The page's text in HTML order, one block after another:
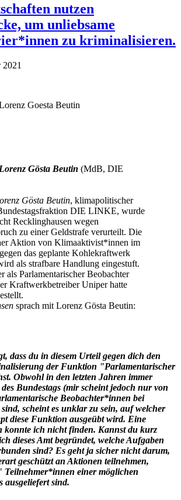
nutzen
um unliebsame
zu kriminalisieren.
2021
Lorenz Gösta Beutin (MdB, DIE
Gösta Beutin, klimapolitischer
DIE LINKE, wurde
Recklinghausen wegen
zu einer Geldstrafe verurteilt. Die
Aktion von Klimaaktivist*innen im
das geplante Kohlekraftwerk
als strafbare Handlung eingestuft.
als Parlamentarischer Beobachter
Kraftwerkbetreiber Uniper hatte
sprach mit Lorenz Gösta Beutin:
dass du in diesem Urteil gegen dich den
der Funktion "Parlamentarischer
Obwohl in den letzten Jahren immer
Bundestags (mir scheint jedoch nur von
Beobachter*innen bei
scheint es unklar zu sein, auf welcher
diese Funktion ausgeübt wird. Eine
konnte ich nicht finden. Kannst du kurz
dieses Amt begründet, welche Aufgaben
sind? Es geht ja sicher nicht darum,
geschützt an Aktionen teilnehmen,
einer möglichen
ausgeliefert sind.